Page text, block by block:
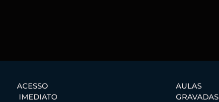
ACESSO
IMEDIATO
AULAS
GRAVADAS